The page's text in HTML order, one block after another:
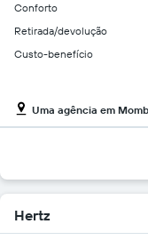
Conforto
Retirada/devolução
Custo-benefício
Uma agência em
Hertz